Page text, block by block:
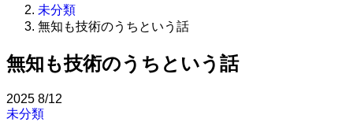
未分類
無知も技術のうちという話
無知も技術のうちという話
2025 8/12
未分類